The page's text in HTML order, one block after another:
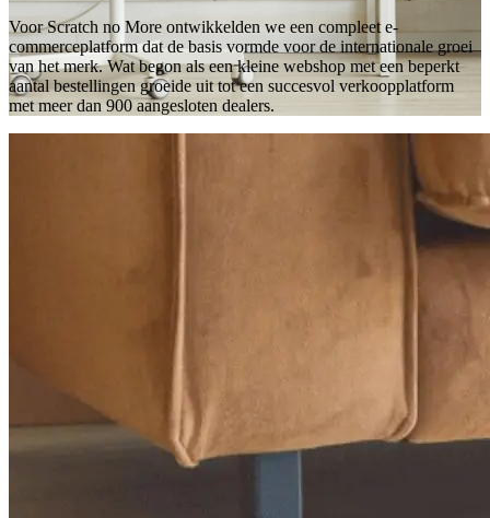
Voor Scratch no More ontwikkelden we een compleet e-
commerceplatform dat de basis vormde voor de internationale groei
van het merk. Wat begon als een kleine webshop met een beperkt
aantal bestellingen groeide uit tot een succesvol verkoopplatform
met meer dan 900 aangesloten dealers.